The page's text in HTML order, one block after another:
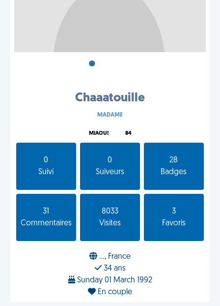
•
Chaaatouille
MADAME
MIAOU! 84
0
Suivi
0
Suiveurs
28
Badges
31
Commentaires
8033
Visites
3
Favoris
..., France
34 ans
Sunday 01 March 1992
En couple